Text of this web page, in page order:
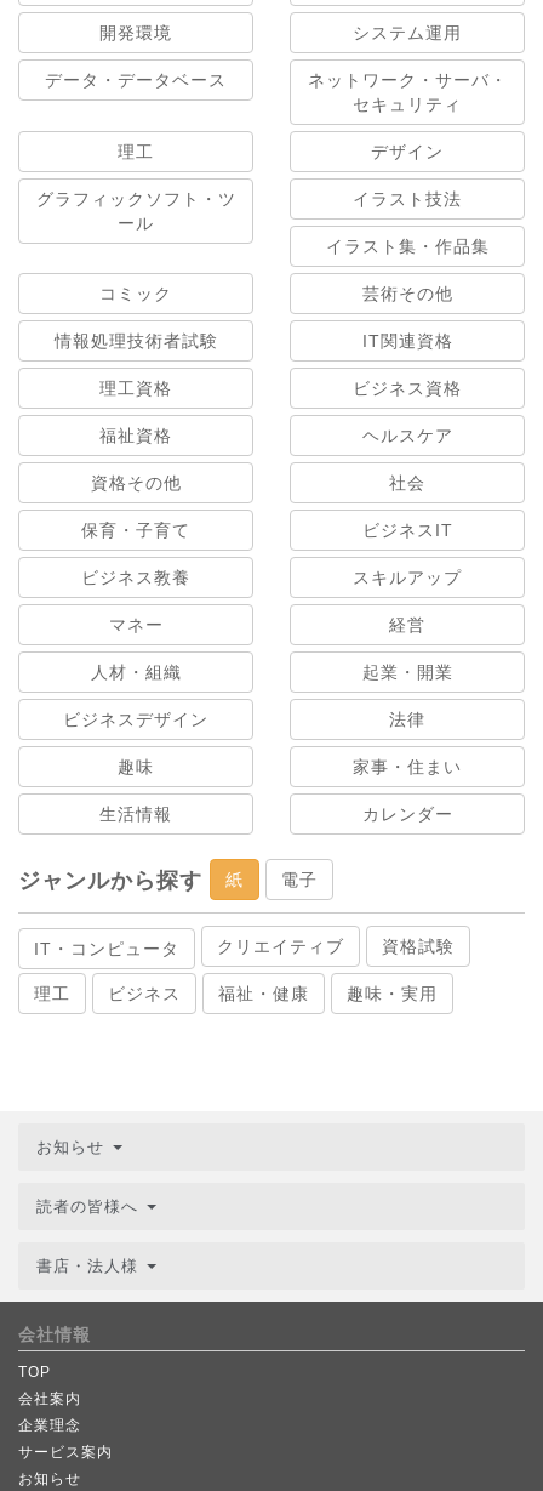
開発環境 システム運用
データ・データベース
ネットワーク・サーバ・
セキュリティ
理工 デザイン
グラフィックソフト・ツ
ール
イラスト技法
イラスト集・作品集
コミック 芸術その他
情報処理技術者試験 IT関連資格
理工資格 ビジネス資格
福祉資格 ヘルスケア
資格その他 社会
保育・子育て ビジネスIT
ビジネス教養 スキルアップ
マネー 経営
人材・組織 起業・開業
ビジネスデザイン 法律
趣味 家事・住まい
生活情報 カレンダー
ジャンルから探す 紙 電子
IT・コンピュータ クリエイティブ 資格試験
理工 ビジネス 福祉・健康 趣味・実用
お知らせ
読者の皆様へ
書店・法人様
会社情報
TOP
会社案内
企業理念
サービス案内
お知らせ